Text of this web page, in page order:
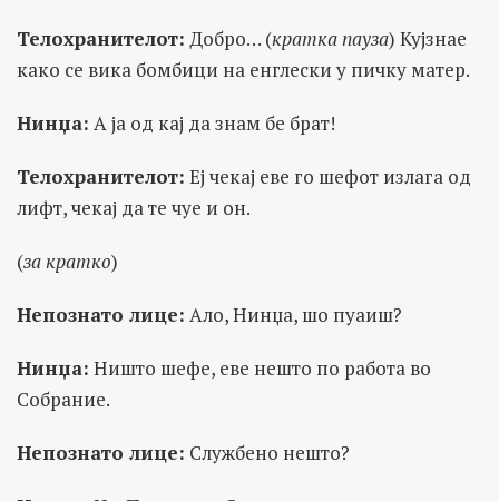
Телохранителот: Добро… (кратка пауза) Кујзнае
како се вика бомбици на енглески у пичку матер.
Нинџа: А ја од кај да знам бе брат!
Телохранителот: Еј чекај еве го шефот излага од
лифт, чекај да те чуе и он.
(за кратко)
Непознато лице: Ало, Нинџа, шо пуаиш?
Нинџа: Ништо шефе, еве нешто по работа во
Собрание.
Непознато лице: Службено нешто?